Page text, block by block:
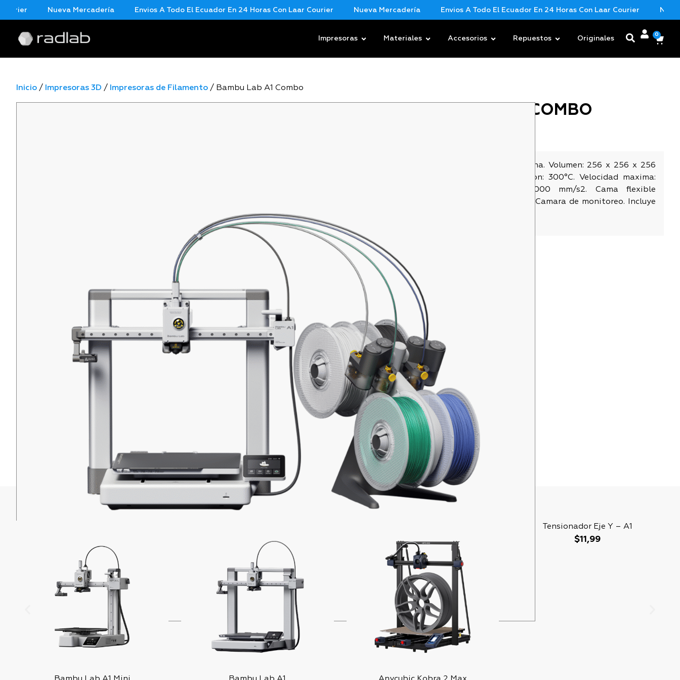
Nueva Mercadería Envios A Todo El Ecuador En 24 Horas Con Laar Courier Nueva Mercadería Envios A Todo El Ecuador En 24 Horas Con Laar Courier Nueva
Impresoras Materiales Accesorios Repuestos Originales
0
Inicio / Impresoras 3D / Impresoras de Filamento / Bambu Lab A1 Combo
BAMBU LAB A1 COMBO
Serie A1. Cinematica Cartesiana. Volumen: 256 x 256 x 256
mm. Temperatura de impresion: 300°C. Velocidad maxima:
500 mm/s. Aceleracion: 10000 mm/s2. Cama flexible
magnetica PEI de doble lado. Camara de monitoreo. Incluye
Tensionador Eje Y – A1
$11,99